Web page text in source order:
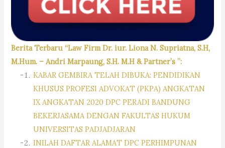
Berita Terbaru “Law Firm Dr. iur. Liona N. Supriatna, S.H,
M.Hum. – Andri Marpaung, S.H. M.H & Partner’s ”:
KABAR GEMBIRA TELAH DIBUKA: PENDIDIKAN
KHUSUS PROFESI ADVOKAT (PKPA) ANGKATAN
IX ANGKATAN 2020 DPC PERADI BANDUNG
BEKERJASAMA DENGAN FAKULTAS HUKUM
UNIVERSITAS PADJADJARAN
INILAH DAFTAR ALAMAT DPC PERHIMPUNAN